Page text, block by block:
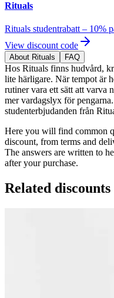
Rituals
Rituals studentrabatt – 10%
View discount code
About Rituals FAQ
Hos Rituals finns hudvård,
lite härligare. När tempot är
rutiner vara ett sätt att varva
mer vardagslyx för
studenterbjudanden från
Here you will find common
discount, from terms and
The answers are written to
after your purchase.
Related discounts